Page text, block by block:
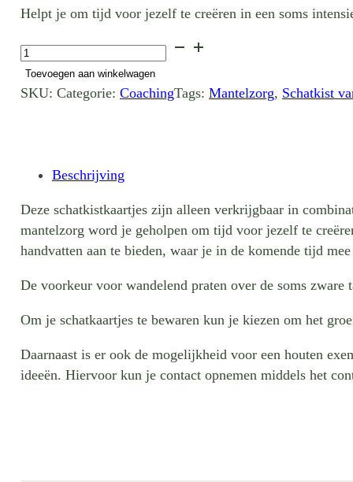
Helpt je om tijd voor jezelf te creëren in een soms
Schatkistkaartjes
met
begeleiding
Toevoegen aan winkelwagen
SKU: Categorie: CoachingTags: Mantelzorg, Schatkist
Beschrijving
Deze schatkistkaartjes zijn alleen verkrijgbaar in
mantelzorg word je geholpen om tijd voor jezelf te
handvatten aan te bieden, waar je in de komende tijd
De voorkeur voor wandelend praten over de soms
Om je schatkaartjes te bewaren kun je kiezen om het
Daarnaast is er ook de mogelijkheid voor een houten
ideeën. Hiervoor kun je contact opnemen middels het